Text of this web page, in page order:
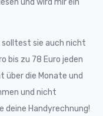
und wird mir ein
solltest sie auch nicht
bis zu 78 Euro jeden
über die Monate und
und nicht
deine Handyrechnung!